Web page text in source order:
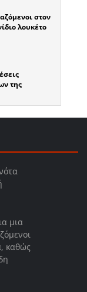
στον
λουκέτο
της
μια
καθώς